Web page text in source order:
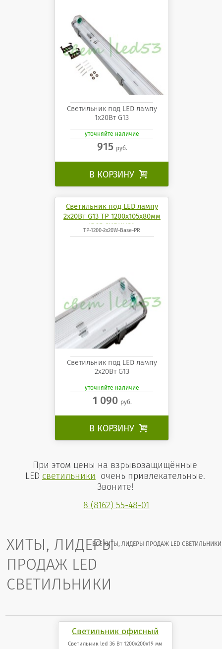
Светильник под LED лампу
1х20Вт G13
уточняйте наличие
915 руб.
В КОРЗИНУ 
Светильник под LED лампу
2х20Вт G13 TP 1200х105х80мм
IP65 СИРИУСА
TP-1200-2x20W-Base-PR
Светильник под LED лампу
2х20Вт G13
уточняйте наличие
1 090 руб.
В КОРЗИНУ 
При этом цены на взрывозащищённые
LED светильники очень привлекательные.
Звоните!
8 (8162) 55-48-01
ХИТЫ, ЛИДЕРЫ
ПРОДАЖ LED
СВЕТИЛЬНИКИ
ВСЕ ХИТЫ, ЛИДЕРЫ ПРОДАЖ LED СВЕТИЛЬНИКИ
Светильник офисный
светодиодный 36 Вт
Светильник led 36 Вт 1200x200x19 мм